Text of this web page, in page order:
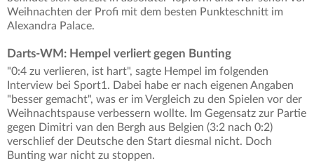
Weihnachten der Profi mit dem besten Punkteschnitt im
Alexandra Palace.
Darts-WM: Hempel verliert gegen Bunting
"0:4 zu verlieren, ist hart", sagte Hempel im folgenden
Interview bei Sport1. Dabei habe er nach eigenen Angaben
"besser gemacht", was er im Vergleich zu den Spielen vor der
Weihnachtspause verbessern wollte. Im Gegensatz zur Partie
gegen Dimitri van den Bergh aus Belgien (3:2 nach 0:2)
verschlief der Deutsche den Start diesmal nicht. Doch
Bunting war nicht zu stoppen.